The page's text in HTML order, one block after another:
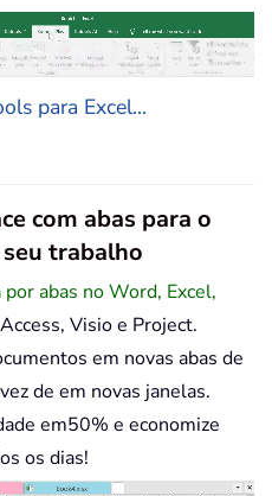
para Excel...
com abas para o
trabalho
abas no Word, Excel,
Visio e Project.
em novas abas de
de em novas janelas.
em50% e economize
os dias!